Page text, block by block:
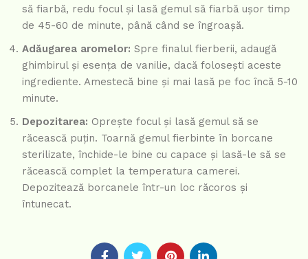
să fiarbă, redu focul și lasă gemul să fiarbă ușor timp
de 45-60 de minute, până când se îngroașă.
Adăugarea aromelor: Spre finalul fierberii, adaugă
ghimbirul și esența de vanilie, dacă folosești aceste
ingrediente. Amestecă bine și mai lasă pe foc încă 5-10
minute.
Depozitarea: Oprește focul și lasă gemul să se
răcească puțin. Toarnă gemul fierbinte în borcane
sterilizate, închide-le bine cu capace și lasă-le să se
răcească complet la temperatura camerei.
Depozitează borcanele într-un loc răcoros și
întunecat.